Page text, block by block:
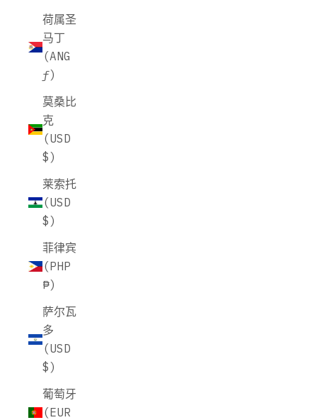
荷属圣
马丁
(ANG
ƒ)
莫桑比
克
(USD
$)
莱索托
(USD
$)
菲律宾
(PHP
₱)
萨尔瓦
多
(USD
$)
葡萄牙
(EUR